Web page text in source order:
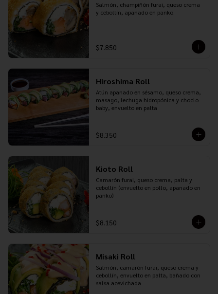
Salmón, champiñón furai, queso crema
y cebollín, apanado en panko.
$7.850
Hiroshima Roll
Atún apanado en sésamo, queso crema,
masago, lechuga hidropónica y choclo
baby, envuelto en palta
$8.350
Kioto Roll
Camarón furai, queso crema, palta y
cebollín (envuelto en pollo, apanado en
panko)
$8.150
Misaki Roll
Salmón, camarón furai, queso crema y
cebollín, envuelto en palta, bañado con
salsa acevichada